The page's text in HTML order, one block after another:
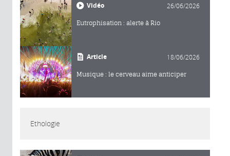
Vidéo 26/06/2026
Eutrophisation : alerte à Rio
Article 18/06/2026
Musique : le cerveau aime anticiper
Ethologie